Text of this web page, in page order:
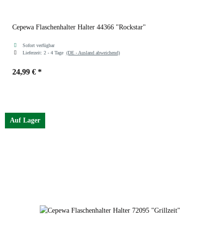
Cepewa Flaschenhalter Halter 44366 "Rockstar"
Sofort verfügbar
Lieferzeit: 2 - 4 Tage (DE - Ausland abweichend)
24,99 € *
Auf Lager